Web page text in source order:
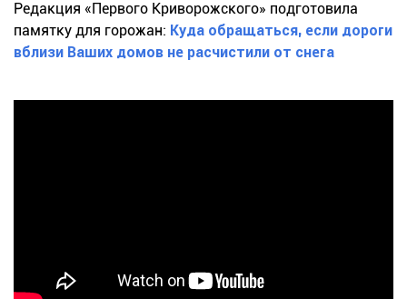
Редакция «Первого Криворожского» подготовила
памятку для горожан: Куда обращаться, если дороги
вблизи Ваших домов не расчистили от снега